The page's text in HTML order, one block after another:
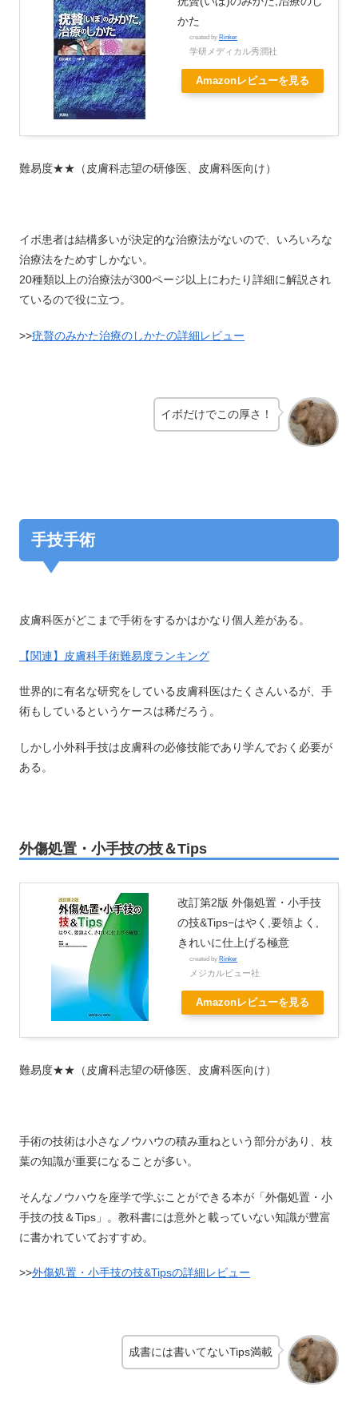
かた
created by Rinker
学研メディカル秀潤社
Amazonレビューを見る
難易度★★（皮膚科志望の研修医、皮膚科医向け）
イボ患者は結構多いが決定的な治療法がないので、いろいろな
治療法をためすしかない。
20種類以上の治療法が300ページ以上にわたり詳細に解説され
ているので役に立つ。
>>疣贅のみかた治療のしかたの詳細レビュー
イボだけでこの厚さ！
手技手術
皮膚科医がどこまで手術をするかはかなり個人差がある。
【関連】皮膚科手術難易度ランキング
世界的に有名な研究をしている皮膚科医はたくさんいるが、手
術もしているというケースは稀だろう。
しかし小外科手技は皮膚科の必修技能であり学んでおく必要が
ある。
外傷処置・小手技の技＆Tips
改訂第2版 外傷処置・小手技
の技&Tips−はやく,要領よく,
きれいに仕上げる極意
created by Rinker
メジカルビュー社
Amazonレビューを見る
難易度★★（皮膚科志望の研修医、皮膚科医向け）
手術の技術は小さなノウハウの積み重ねという部分があり、枝
葉の知識が重要になることが多い。
そんなノウハウを座学で学ぶことができる本が「外傷処置・小
手技の技＆Tips」。教科書には意外と載っていない知識が豊富
に書かれていておすすめ。
>>外傷処置・小手技の技&Tipsの詳細レビュー
成書には書いてないTips満載